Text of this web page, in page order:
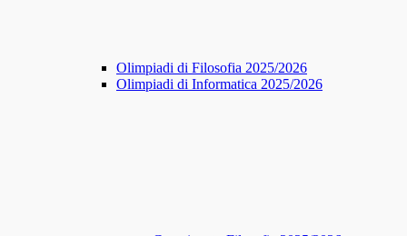
Olimpiadi di Filosofia 2025/2026
Olimpiadi di Informatica 2025/2026